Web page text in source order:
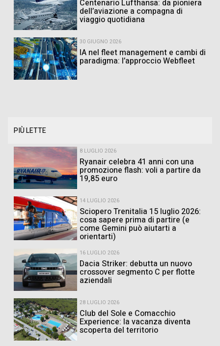
Centenario Lufthansa: da pioniera
dell’aviazione a compagna di
viaggio quotidiana
30 GIUGNO 2026
IA nel fleet management e cambi di
paradigma: l’approccio Webfleet
PIÙ LETTE
8 LUGLIO 2026
Ryanair celebra 41 anni con una
promozione flash: voli a partire da
19,85 euro
14 LUGLIO 2026
Sciopero Trenitalia 15 luglio 2026:
cosa sapere prima di partire (e
come Gemini può aiutarti a
orientarti)
16 LUGLIO 2026
Dacia Striker: debutta un nuovo
crossover segmento C per flotte
aziendali
28 LUGLIO 2026
Club del Sole e Comacchio
Experience: la vacanza diventa
scoperta del territorio